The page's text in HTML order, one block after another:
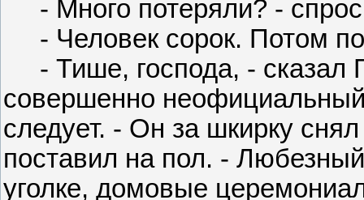
- Много потеряли? -
- Человек сорок. Потом
- Тише, господа, - сказал
совершенно
следует. - Он за шкирку
поставил на пол. -
уголке, домовые